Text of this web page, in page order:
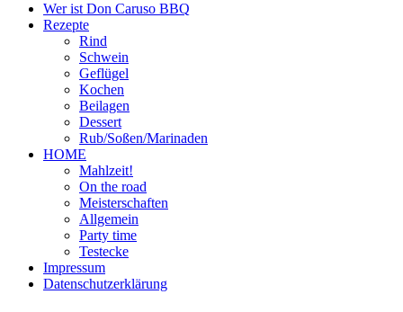
Wer ist Don Caruso BBQ
Rezepte
Rind
Schwein
Geflügel
Kochen
Beilagen
Dessert
Rub/Soßen/Marinaden
HOME
Mahlzeit!
On the road
Meisterschaften
Allgemein
Party time
Testecke
Impressum
Datenschutzerklärung